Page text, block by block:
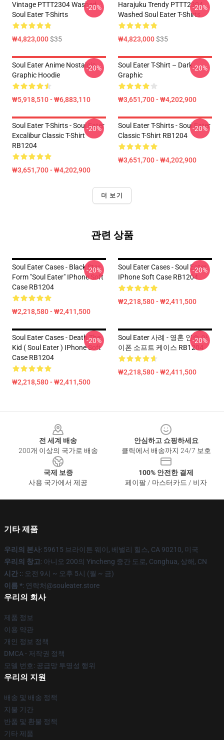
Vintage PTTT2304 Washed
Soul Eater T-Shirts
₩4,823,000$35
-20%
Harajuku Trendy PTTT2304
Washed Soul Eater T-Shirts
₩4,823,000$35
-20%
Soul Eater Anime Nostalgia
Graphic Hoodie
₩5,918,510 - ₩6,883,110
-20%
Soul Eater T-Shirt – Dark
Graphic
₩3,651,700 - ₩4,202,900
-20%
Soul Eater T-Shirts - Soul Eater
Excalibur Classic T-Shirt
RB1204
₩3,651,700 - ₩4,202,900
-20%
Soul Eater T-Shirts - Soul Eater
Classic T-Shirt RB1204
₩3,651,700 - ₩4,202,900
-20%
더 보기
관련 상품
Soul Eater Cases - Black Star
Form "Soul Eater" IPhone Soft
Case RB1204
₩2,218,580 - ₩2,411,500
-20%
Soul Eater Cases - Soul Eater
IPhone Soft Case RB1204
₩2,218,580 - ₩2,411,500
-20%
Soul Eater Cases - Death The
Kid ( Soul Eater ) IPhone Soft
Case RB1204
₩2,218,580 - ₩2,411,500
-20%
Soul Eater 사례 - 영혼 인승 아
이폰 소프트 케이스 RB1204
₩2,218,580 - ₩2,411,500
-20%
전 세계 배송
200개 이상의 국가로 배송
안심하고 쇼핑하세요
클릭에서 배송까지 24/7 보호
국제 보증
사용 국가에서 제공
100% 안전한 결제
페이팔 / 마스터카드 / 비자
기타 제품
우리의 본사: 59615 브라이튼 웨이, 베벌리 힐스, CA 90210, 미국
우리의 창고: 아니오 200의 Yincheng 중간 도로, Conghua, 상해, CN
시간 :: 오전 9시 ~ 오후 5시 (월 ~ 금)
이름 *: 연락처@souleater.store
우리의 회사
제품 정보
이용 약관
개인 정보 정책
DMCA - 저작권 정책
모델 번호: 공급망 투명성 행위
우리의 지원
배송 및 배송 정책
지불 기간
반품 및 환불 정책
기타 제품